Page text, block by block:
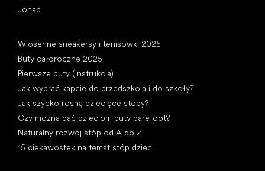
Jonap
Wiosenne sneakersy i tenisówki 2025
Buty całoroczne 2025
Pierwsze buty (instrukcja)
Jak wybrać kapcie do przedszkola i do szkoły?
Jak szybko rosną dziecięce stopy?
Czy można dać dzieciom buty barefoot?
Naturalny rozwój stóp od A do Z
15 ciekawostek na temat stóp dzieci